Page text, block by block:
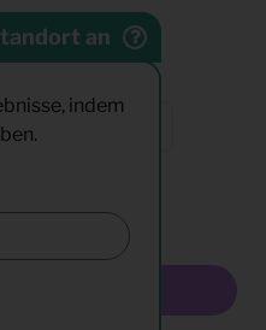
an
indem